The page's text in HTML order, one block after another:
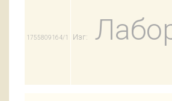
1755809164/1 Изг: